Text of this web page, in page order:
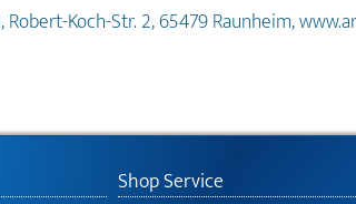
Koch-Str. 2, 65479 Raunheim,
Shop Service